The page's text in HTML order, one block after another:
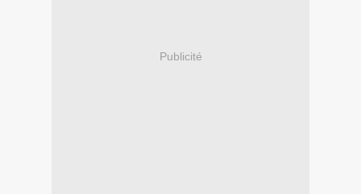
Publicité